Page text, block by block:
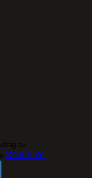
av
020-81 91 00.